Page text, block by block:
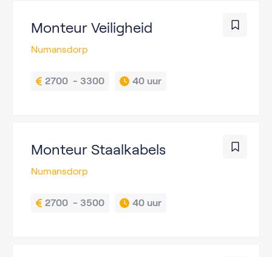
Monteur Veiligheid
Numansdorp
2700  - 3300 40 uur
Monteur Staalkabels
Numansdorp
2700  - 3500 40 uur